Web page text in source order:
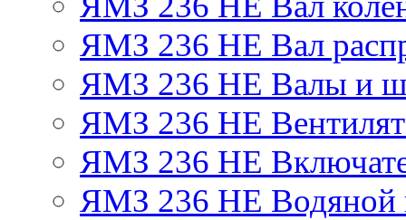
ЯМЗ 236 НЕ Вал
ЯМЗ 236 НЕ Валы и
ЯМЗ 236 НЕ
ЯМЗ 236 НЕ
ЯМЗ 236 НЕ Водяной